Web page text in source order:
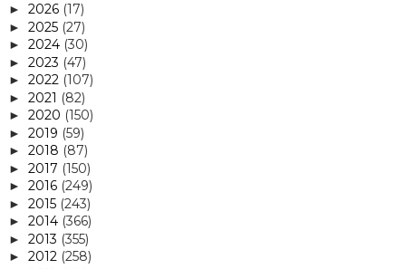
► 2026 (17)
► 2025 (27)
► 2024 (30)
► 2023 (47)
► 2022 (107)
► 2021 (82)
► 2020 (150)
► 2019 (59)
► 2018 (87)
► 2017 (150)
► 2016 (249)
► 2015 (243)
► 2014 (366)
► 2013 (355)
► 2012 (258)